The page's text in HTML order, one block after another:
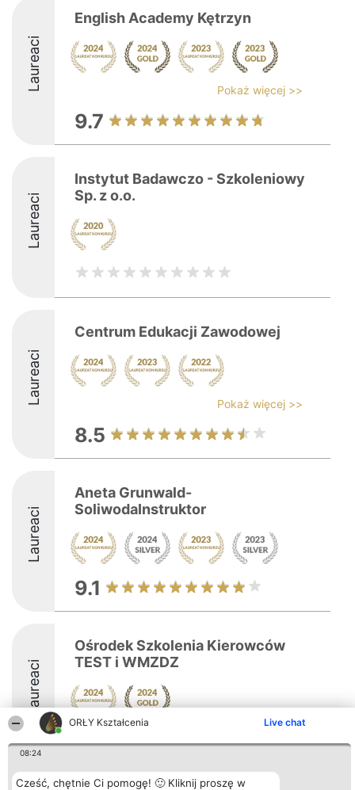
ORŁY Kształcenia Live chat
08:24
Cześć, chętnie Ci pomogę! 🙂 Kliknij proszę w
Laureaci
English Academy Kętrzyn
Pokaż więcej >>
9.7
Laureaci
Instytut Badawczo - Szkoleniowy
Sp. z o.o.
Laureaci
Centrum Edukacji Zawodowej
Pokaż więcej >>
8.5
Laureaci
Aneta Grunwald-
SoliwodaInstruktor
9.1
Laureaci
Ośrodek Szkolenia Kierowców
TEST i WMZDZ
10